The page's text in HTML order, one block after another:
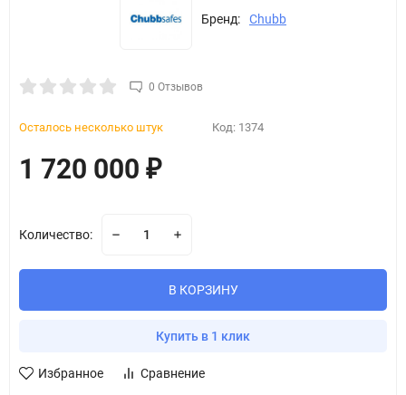
Бренд: Chubb
0 Отзывов
Осталось несколько штук Код: 1374
1 720 000 ₽
Количество:
В КОРЗИНУ
Купить в 1 клик
Избранное Сравнение